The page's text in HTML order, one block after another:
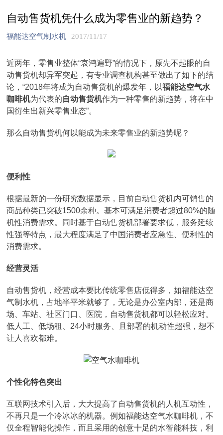
自动售货机凭什么成为零售业的新趋势？
福能达空气制水机 2017/11/17
近两年，零售业整体“哀鸿遍野”的情况下，原先不起眼的自
动售货机却异军突起，有专业调查机构甚至做出了如下的结
论，“2018年将成为自动售货机的爆发年，以福能达空气水
咖啡机为代表的自动售货机作为一种零售的新趋势，将在中
国衍生出新兴零售业态”。
那么自动售货机何以能成为未来零售业的新趋势呢？
便利性
根据最新的一份研究数据显示，目前自动售货机内可销售的
商品种类已突破1500余种。基本可满足消费者超过80%的随
机性消费需求。同时基于自动售货机部署要求低，服务延续
性强等特点，最大程度满足了中国消费者应急性、便利性的
消费需求。
经营灵活
自动售货机，经营成本要比传统零售店低得多，如福能达空
气制水机，占地半平米就够了，无论是办公室内部，还是商
场、车站、社区门口、医院，自动售货机都可以轻松应对。
低人工、低场租、24小时服务、且部署的机动性超强，想不
让人喜欢都难。
个性化特色突出
互联网技术引入后，大大提高了自动售货机的人机互动性，
不再只是一个冷冰冰的机器。例如福能达空气水咖啡机，不
仅全程智能化操作，而且采用的创意十足的水智能科技，利